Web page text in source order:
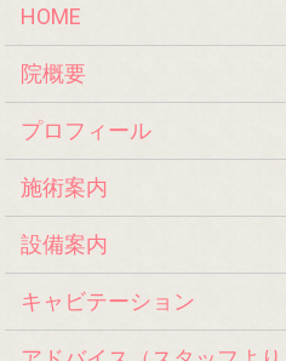
HOME
院概要
プロフィール
施術案内
設備案内
キャビテーション